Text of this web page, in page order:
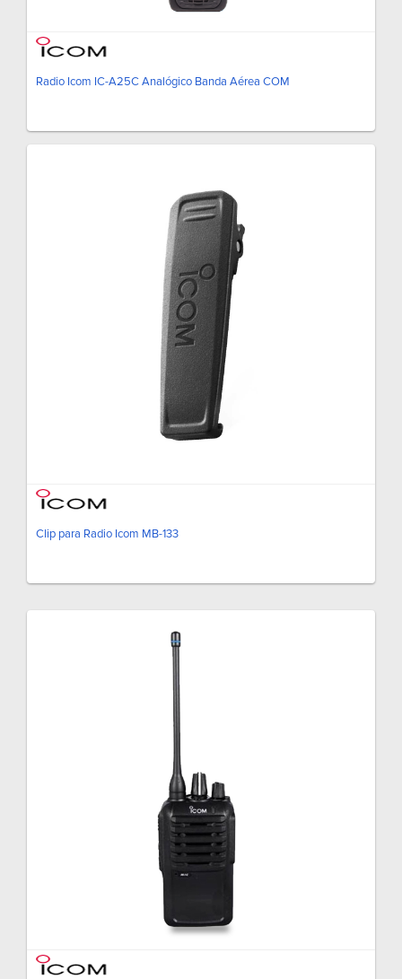
Radio Icom IC-A25C Analógico Banda Aérea COM
Clip para Radio Icom MB-133